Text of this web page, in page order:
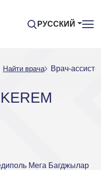
РУССКИЙ
Найти врача Врач-
Мега Багджылар